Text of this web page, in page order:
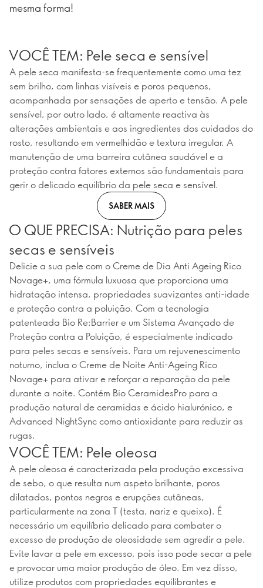
mesma forma!
VOCÊ TEM: Pele seca e sensível
A pele seca manifesta-se frequentemente como uma tez
sem brilho, com linhas visíveis e poros pequenos,
acompanhada por sensações de aperto e tensão. A pele
sensível, por outro lado, é altamente reactiva às
alterações ambientais e aos ingredientes dos cuidados do
rosto, resultando em vermelhidão e textura irregular. A
manutenção de uma barreira cutânea saudável e a
proteção contra fatores externos são fundamentais para
gerir o delicado equilíbrio da pele seca e sensível.
SABER MAIS
O QUE PRECISA: Nutrição para peles
secas e sensíveis
Delicie a sua pele com o Creme de Dia Anti Ageing Rico
Novage+, uma fórmula luxuosa que proporciona uma
hidratação intensa, propriedades suavizantes anti-idade
e proteção contra a poluição. Com a tecnologia
patenteada Bio Re:Barrier e um Sistema Avançado de
Proteção contra a Poluição, é especialmente indicado
para peles secas e sensíveis. Para um rejuvenescimento
noturno, inclua o Creme de Noite Anti-Ageing Rico
Novage+ para ativar e reforçar a reparação da pele
durante a noite. Contém Bio CeramidesPro para a
produção natural de ceramidas e ácido hialurónico, e
Advanced NightSync como antioxidante para reduzir as
rugas.
VOCÊ TEM: Pele oleosa
A pele oleosa é caracterizada pela produção excessiva
de sebo, o que resulta num aspeto brilhante, poros
dilatados, pontos negros e erupções cutâneas,
particularmente na zona T (testa, nariz e queixo). É
necessário um equilíbrio delicado para combater o
excesso de produção de oleosidade sem agredir a pele.
Evite lavar a pele em excesso, pois isso pode secar a pele
e provocar uma maior produção de óleo. Em vez disso,
utilize produtos com propriedades equilibrantes e